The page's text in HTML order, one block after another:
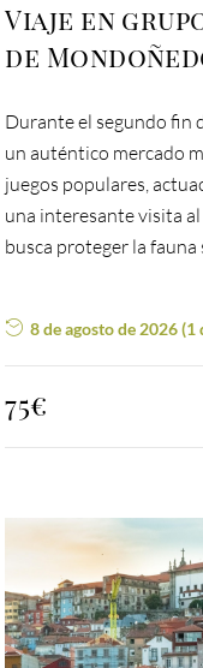
Viaje en
de
Durante el segundo fin
un auténtico mercado
juegos populares,
una interesante visita
busca proteger la
8 de agosto de 2026 (1
75€